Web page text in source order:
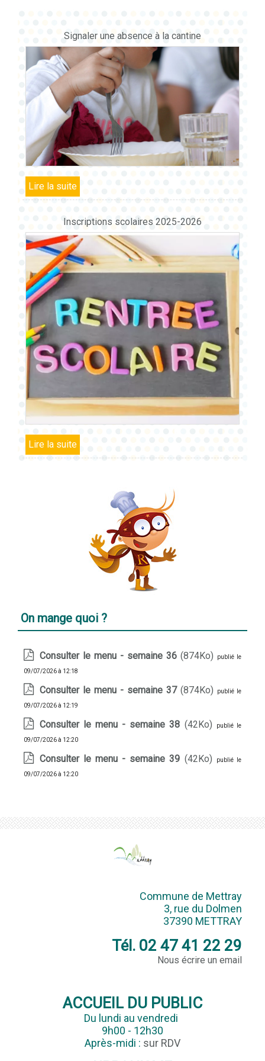
Signaler une absence à la cantine
Inscriptions scolaires 2025-2026
On mange quoi ?
Consulter le menu - semaine 36(874Ko) publié le
09/07/2026 à 12:18
Consulter le menu - semaine 37(874Ko) publié le
09/07/2026 à 12:19
Consulter le menu - semaine 38 (42Ko) publié le
09/07/2026 à 12:20
Consulter le menu - semaine 39 (42Ko) publié le
09/07/2026 à 12:20
Commune de Mettray
3, rue du Dolmen
37390 METTRAY
Tél. 02 47 41 22 29
Nous écrire un email
ACCUEIL DU PUBLIC
Du lundi au vendredi
9h00 - 12h30
Après-midi : sur RDV